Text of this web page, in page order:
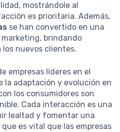
mostrándole al
es prioritaria. Además,
se han convertido en una
brindando
nuevos clientes.
empresas líderes en el
la adaptación y evolución en
los consumidores son
Cada interacción es una
lealtad y fomentar una
es vital que las empresas